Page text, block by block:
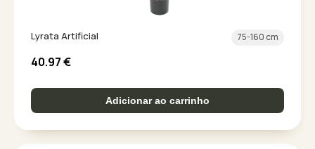
Lyrata Artificial 75-160 cm
40.97€
Adicionar ao carrinho